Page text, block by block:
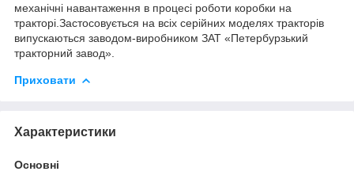
механічні навантаження в процесі роботи коробки на
тракторі.Застосовується на всіх серійних моделях тракторів
випускаються заводом-виробником ЗАТ «Петербурзький
тракторний завод».
Приховати
Характеристики
Основні